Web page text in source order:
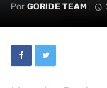
Por GORIDE TEAM